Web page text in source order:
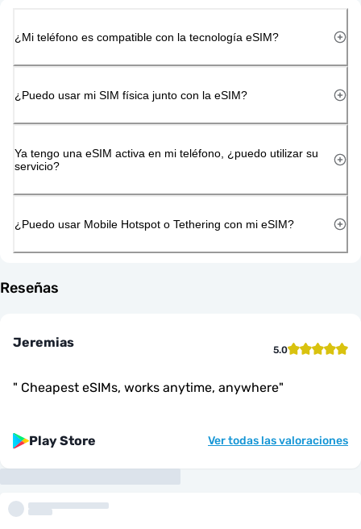
¿Mi teléfono es compatible con la tecnología eSIM?
¿Puedo usar mi SIM física junto con la eSIM?
Ya tengo una eSIM activa en mi teléfono, ¿puedo utilizar su
servicio?
¿Puedo usar Mobile Hotspot o Tethering con mi eSIM?
Reseñas
Jeremias 5.0
" Cheapest eSIMs, works anytime, anywhere"
Play Store Ver todas las valoraciones